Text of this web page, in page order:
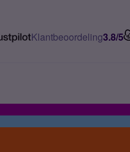
Klantbeoordeling3.8/5